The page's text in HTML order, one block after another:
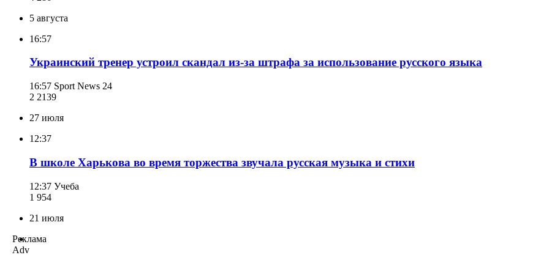
5 августа
16:57
Украинский тренер устроил скандал из-за штрафа за использование русского языка
16:57 Sport News 24
2 2139
27 июля
12:37
В школе Харькова во время торжества звучала русская музыка и стихи
12:37 Учеба
1 954
21 июля
Реклама
Adv